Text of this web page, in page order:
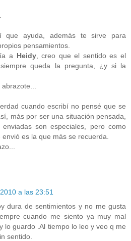
que ayuda, además te sirve para
pensamientos.
a Heidy, creo que el sentido es el
queda la pregunta, ¿y si la
cuando escribí no pensé que se
más por ser una situación pensada,
son especiales, pero como
es la que más se recuerda.
a las 23:51
dura de sentimientos y no me gusta
cuando me siento ya muy mal
lo guardo .Al tiempo lo leo y veo q me
sentido.